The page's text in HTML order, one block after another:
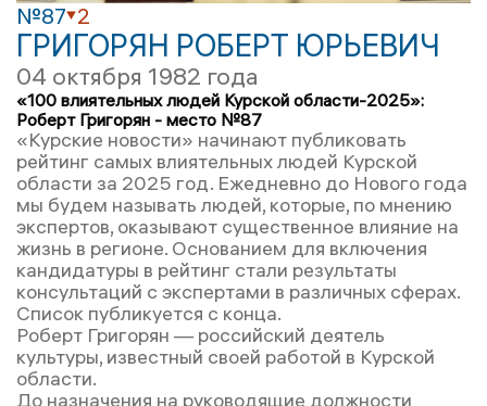
№87 2
ГРИГОРЯН РОБЕРТ ЮРЬЕВИЧ
04 октября 1982 года
«100 влиятельных людей Курской области-2025»:
Роберт Григорян - место №87
«Курские новости» начинают публиковать
рейтинг самых влиятельных людей Курской
области за 2025 год. Ежедневно до Нового года
мы будем называть людей, которые, по мнению
экспертов, оказывают существенное влияние на
жизнь в регионе. Основанием для включения
кандидатуры в рейтинг стали результаты
консультаций с экспертами в различных сферах.
Список публикуется с конца.
Роберт Григорян — российский деятель
культуры, известный своей работой в Курской
области.
До назначения на руководящие должности